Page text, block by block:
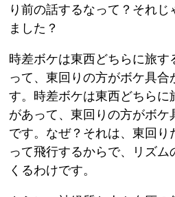
り前の話するなって？それ
ました？
時差ボケは東西どちらに旅す
って、東回りの方がボケ具
す。時差ボケは東西どちらに
があって、東回りの方がボケ
です。なぜ？それは、東回り
って飛行するからで、リズム
くるわけです。